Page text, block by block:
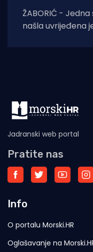
ŽABORIĆ -
našla uvrijeđena
Jadranski web portal
Pratite nas
Info
O portalu Morski.HR
Oglašavanje na